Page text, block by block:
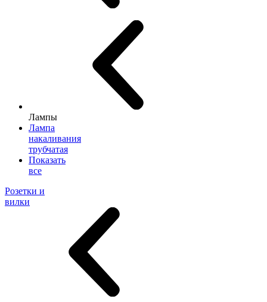
Лампы
Лампа
накаливания
трубчатая
Показать
все
Розетки и
вилки